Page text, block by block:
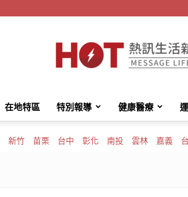
HotMessage
在地特區 特別報導 健康醫療
新竹 苗栗 台中 彰化 南投 雲林 嘉義